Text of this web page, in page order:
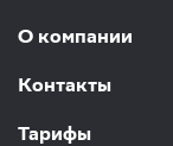
О компании
Контакты
Тарифы